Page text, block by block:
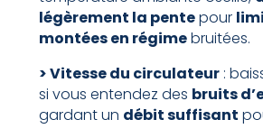
légèrement la pentepour
montées en régimebruitées.
> Vitesse du circulateur:
si vous entendez des bruits
gardant un débit suffisant